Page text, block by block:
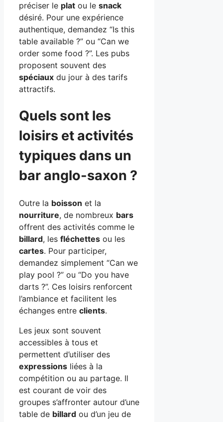
préciser le plat ou le snack
désiré. Pour une expérience
authentique, demandez “Is this
table available ?” ou “Can we
order some food ?”. Les pubs
proposent souvent des
spéciaux du jour à des tarifs
attractifs.
Quels sont les
loisirs et activités
typiques dans un
bar anglo-saxon ?
Outre la boisson et la
nourriture, de nombreux bars
offrent des activités comme le
billard, les fléchettes ou les
cartes. Pour participer,
demandez simplement “Can we
play pool ?” ou “Do you have
darts ?”. Ces loisirs renforcent
l’ambiance et facilitent les
échanges entre clients.
Les jeux sont souvent
accessibles à tous et
permettent d’utiliser des
expressions liées à la
compétition ou au partage. Il
est courant de voir des
groupes s’affronter autour d’une
table de billard ou d’un jeu de